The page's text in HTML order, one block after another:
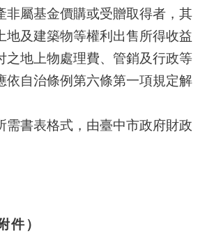
非屬基金價購或受贈取得者，其
地及建築物等權利出售所得收益
之地上物處理費、管銷及行政等
依自治條例第六條第一項規定解
需書表格式，由臺中市政府財政
件）